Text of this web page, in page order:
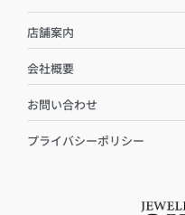
店舗案内
会社概要
お問い合わせ
プライバシーポリシー